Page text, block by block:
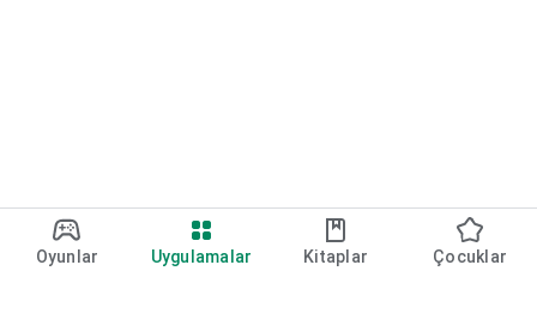
Oyunlar Uygulamalar Kitaplar Çocuklar